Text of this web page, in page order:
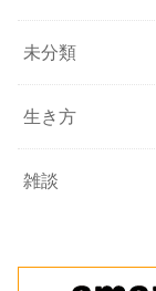
未分類
生き方
雑談